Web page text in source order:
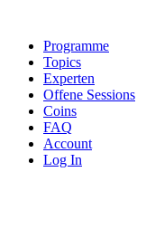
contentProgramme
Topics
Experten
Offene Sessions
Coins
FAQ
Account
Log In